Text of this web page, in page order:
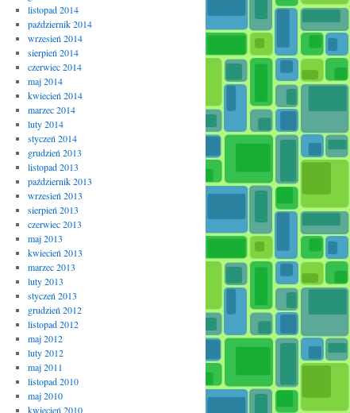
listopad 2014
październik 2014
wrzesień 2014
sierpień 2014
czerwiec 2014
maj 2014
kwiecień 2014
marzec 2014
luty 2014
styczeń 2014
grudzień 2013
listopad 2013
październik 2013
wrzesień 2013
sierpień 2013
czerwiec 2013
maj 2013
kwiecień 2013
marzec 2013
luty 2013
styczeń 2013
grudzień 2012
listopad 2012
maj 2012
luty 2012
maj 2011
listopad 2010
maj 2010
kwiecień 2010